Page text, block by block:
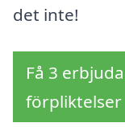
det inte!
Få 3
förpliktelser